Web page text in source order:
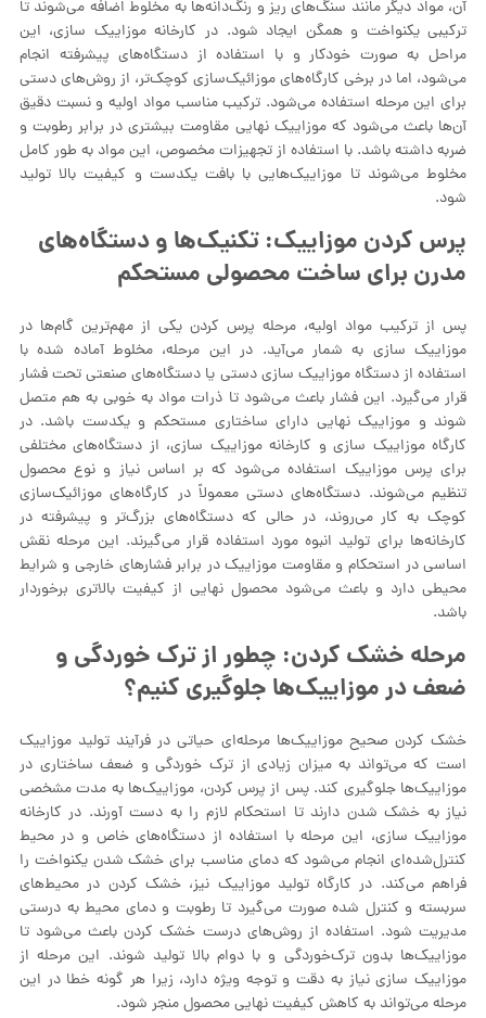
آن، مواد دیگر مانند سنگ‌های ریز و رنگ‌دانه‌ها به مخلوط اضافه می‌شوند تا
ترکیبی یکنواخت و همگن ایجاد شود. در کارخانه موزاییک سازی، این
مراحل به صورت خودکار و با استفاده از دستگاه‌های پیشرفته انجام
می‌شود، اما در برخی کارگاه‌های موزائیک‌سازی کوچک‌تر، از روش‌های دستی
برای این مرحله استفاده می‌شود. ترکیب مناسب مواد اولیه و نسبت دقیق
آن‌ها باعث می‌شود که موزاییک نهایی مقاومت بیشتری در برابر رطوبت و
ضربه داشته باشد. با استفاده از تجهیزات مخصوص، این مواد به طور کامل
مخلوط می‌شوند تا موزاییک‌هایی با بافت یکدست و کیفیت بالا تولید
شود.
پرس کردن موزاییک: تکنیک‌ها و دستگاه‌های
مدرن برای ساخت محصولی مستحکم
پس از ترکیب مواد اولیه، مرحله پرس کردن یکی از مهم‌ترین گام‌ها در
موزاییک‌ سازی به شمار می‌آید. در این مرحله، مخلوط آماده شده با
استفاده از دستگاه موزاییک سازی دستی یا دستگاه‌های صنعتی تحت فشار
قرار می‌گیرد. این فشار باعث می‌شود تا ذرات مواد به خوبی به هم متصل
شوند و موزاییک نهایی دارای ساختاری مستحکم و یکدست باشد. در
کارگاه موزاییک سازی و کارخانه موزاییک سازی، از دستگاه‌های مختلفی
برای پرس موزاییک استفاده می‌شود که بر اساس نیاز و نوع محصول
تنظیم می‌شوند. دستگاه‌های دستی معمولاً در کارگاه‌های موزائیک‌سازی
کوچک به کار می‌روند، در حالی که دستگاه‌های بزرگ‌تر و پیشرفته در
کارخانه‌ها برای تولید انبوه مورد استفاده قرار می‌گیرند. این مرحله نقش
اساسی در استحکام و مقاومت موزاییک در برابر فشارهای خارجی و شرایط
محیطی دارد و باعث می‌شود محصول نهایی از کیفیت بالاتری برخوردار
باشد.
مرحله خشک کردن: چطور از ترک خوردگی و
ضعف در موزاییک‌ها جلوگیری کنیم؟
خشک کردن صحیح موزاییک‌ها مرحله‌ای حیاتی در فرآیند تولید موزاییک
است که می‌تواند به میزان زیادی از ترک خوردگی و ضعف ساختاری در
موزاییک‌ها جلوگیری کند. پس از پرس کردن، موزاییک‌ها به مدت مشخصی
نیاز به خشک شدن دارند تا استحکام لازم را به دست آورند. در کارخانه
موزاییک سازی، این مرحله با استفاده از دستگاه‌های خاص و در محیط
کنترل‌شده‌ای انجام می‌شود که دمای مناسب برای خشک شدن یکنواخت را
فراهم می‌کند. در کارگاه تولید موزاییک نیز، خشک کردن در محیط‌های
سربسته و کنترل شده صورت می‌گیرد تا رطوبت و دمای محیط به درستی
مدیریت شود. استفاده از روش‌های درست خشک کردن باعث می‌شود تا
موزاییک‌ها بدون ترک‌خوردگی و با دوام بالا تولید شوند. این مرحله از
موزاییک‌ سازی نیاز به دقت و توجه ویژه دارد، زیرا هر گونه خطا در این
مرحله می‌تواند به کاهش کیفیت نهایی محصول منجر شود.